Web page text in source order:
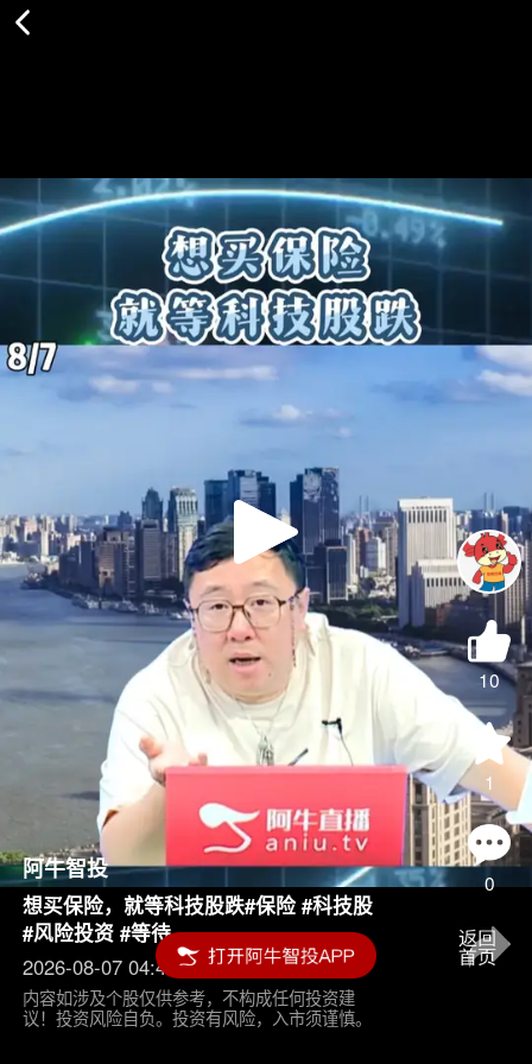
Play
Video
10
1
0
阿牛智投
想买保险，就等科技股跌#保险 #科技股
#风险投资 #等待
2026-08-07 04:45
内容如涉及个股仅供参考，不构成任何投资建
议！投资风险自负。投资有风险，入市须谨慎。